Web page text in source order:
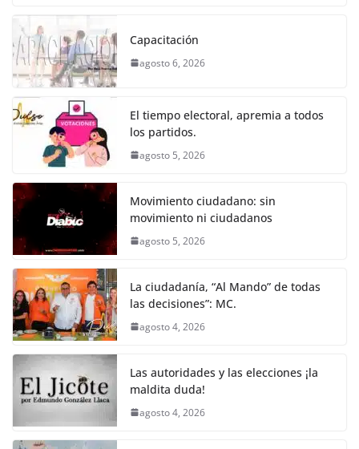
k
c
e
b
o
o
k
itt
er s
A
p
e
n
er
Capacitación
agosto 6, 2026
El tiempo electoral, apremia a todos
los partidos.
agosto 5, 2026
Movimiento ciudadano: sin
movimiento ni ciudadanos
agosto 5, 2026
La ciudadanía, “Al Mando” de todas
las decisiones”: MC.
agosto 4, 2026
Las autoridades y las elecciones ¡la
maldita duda!
agosto 4, 2026